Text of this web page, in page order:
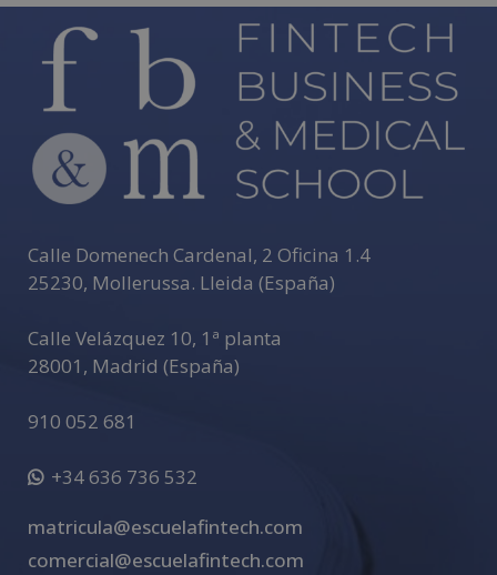
Calle Domenech Cardenal, 2 Oficina 1.4
25230, Mollerussa. Lleida (España)
Calle Velázquez 10, 1ª planta
28001 , Madrid (España)
910 052 681
+34 636 736 532
matricula@escuelafintech.com
comercial@escuelafintech.com